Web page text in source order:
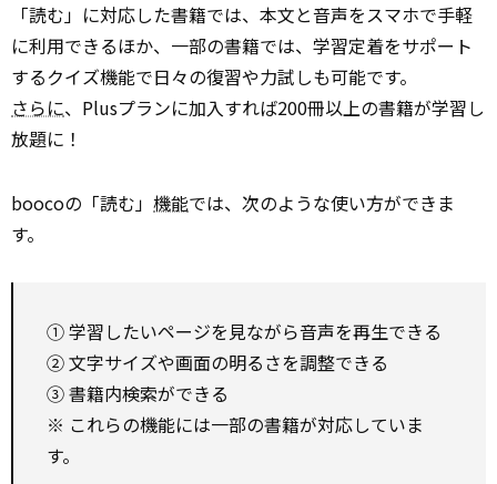
「読む」に対応した書籍では、本文と音声をスマホで手軽
に利用できるほか、一部の書籍では、学習定着をサポート
するクイズ機能で日々の復習や力試しも可能です。
さらに、Plusプランに加入すれば200冊以上の書籍が学習し
放題に！
boocoの「読む」 機能では、次のような使い方ができま
す。
① 学習したいページを見ながら音声を再生できる
② 文字サイズや画面の明るさを調整できる
③ 書籍内検索ができる
※ これらの機能には一部の書籍が対応していま
す。